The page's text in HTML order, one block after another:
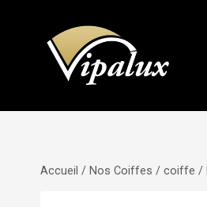
Accueil / Nos Coiffes / coiffe /